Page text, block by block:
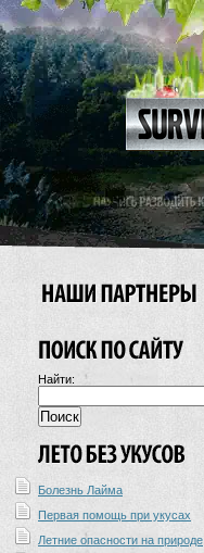
Найти:
Болезнь Лайма
Первая помощь при укусах
Летние опасности на природе